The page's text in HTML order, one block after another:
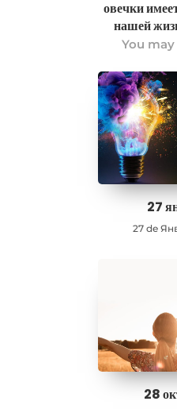
овечки
нашей
You
27
27 de
28